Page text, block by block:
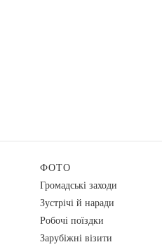
ФОТО
Громадські заходи
Зустрічі й наради
Робочі поїздки
Зарубіжні візити